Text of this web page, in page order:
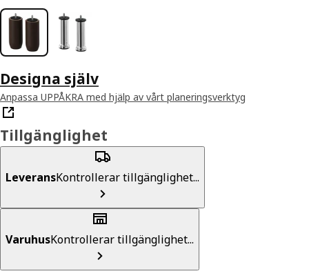
Designa själv
Anpassa UPPÅKRA med hjälp av vårt planeringsverktyg
Tillgänglighet
LeveransKontrollerar tillgänglighet...
VaruhusKontrollerar tillgänglighet...